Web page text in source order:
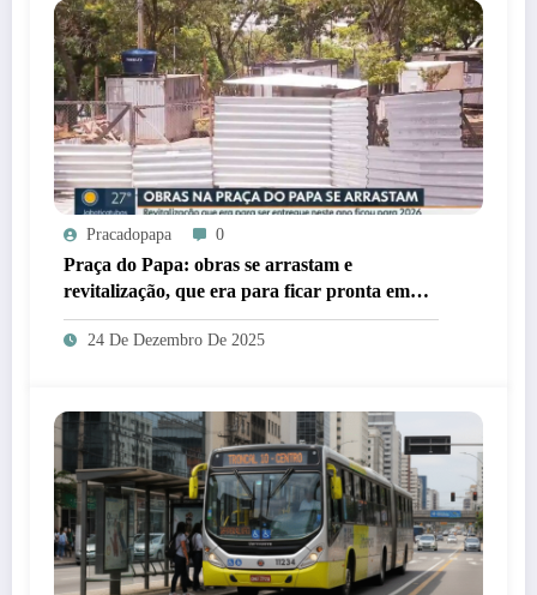
Pracadopapa 0
Praça do Papa: obras se arrastam e
revitalização, que era para ficar pronta em
2025, ficará para 2026
24 De Dezembro De 2025